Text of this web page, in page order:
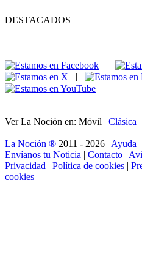
DESTACADOS
|
Ver La Noción en: Móvil | Clásica
La Noción ® 2011 - 2026 | Ayuda |
Envíanos tu Noticia | Contacto |
Privacidad | Política de cookies |
cookies